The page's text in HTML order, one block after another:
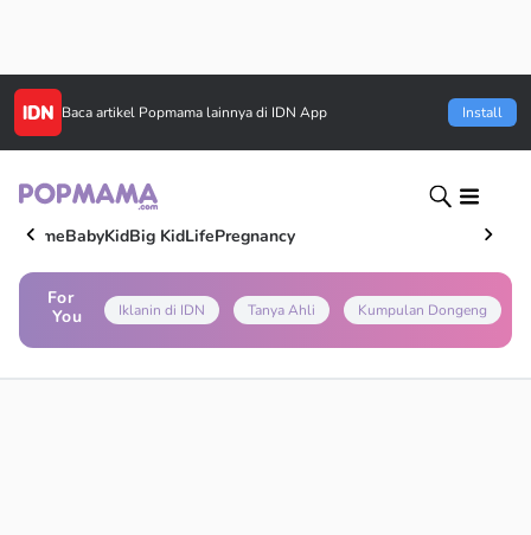
Baca artikel Popmama lainnya di IDN App Install
HomeBabyKidBig KidLifePregnancy
For
You
Iklanin di IDN Tanya Ahli Kumpulan Dongeng